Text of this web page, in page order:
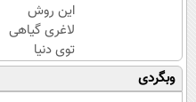
این روش
لاغری گیاهی
توی دنیا
حرف اول رو
میزنه(تخفیف
وبگردی